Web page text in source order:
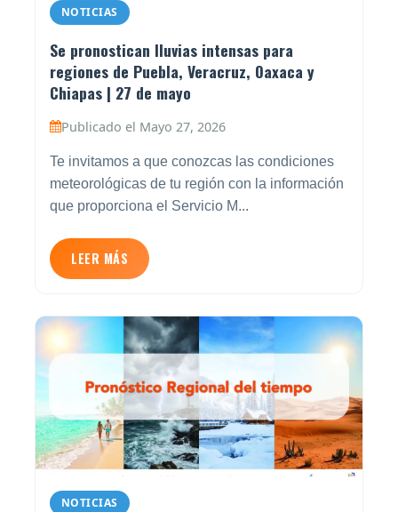
NOTICIAS
Se pronostican lluvias intensas para
regiones de Puebla, Veracruz, Oaxaca y
Chiapas | 27 de mayo
Publicado el Mayo 27, 2026
Te invitamos a que conozcas las condiciones
meteorológicas de tu región con la información
que proporciona el Servicio M...
LEER MÁS
NOTICIAS